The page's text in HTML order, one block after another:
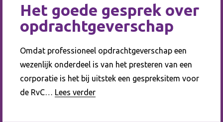
Het goede gesprek over
opdrachtgeverschap
Omdat professioneel opdrachtgeverschap een
wezenlijk onderdeel is van het presteren van een
corporatie is het bij uitstek een gespreksitem voor
de RvC… Lees verder